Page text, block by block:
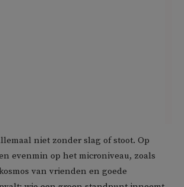
niet zonder slag of stoot. Op
evenmin op het microniveau, zoals
van vrienden en goede